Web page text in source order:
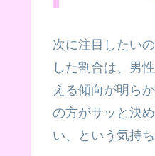
次に注目したい
した割合は、男
える傾向が明ら
の方がサッと決
い、という気持